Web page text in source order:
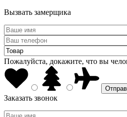
Вызвать замерщика
Пожалуйста, докажите, что вы
Заказать звонок